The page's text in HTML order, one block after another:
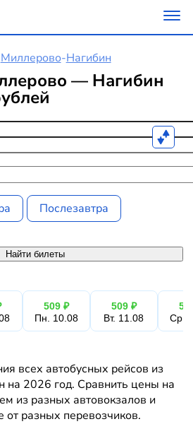
Миллерово-Нагибин
— Нагибин
Послезавтра
Найти билеты
509 ₽
Пн. 10.08
509 ₽
Вт. 11.08
Ср.
всех автобусных рейсов из
на 2026 год. Сравнить цены на
из разных автовокзалов и
от разных перевозчиков.